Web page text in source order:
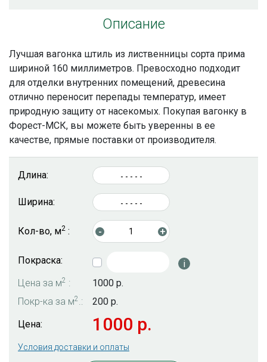
Описание
Лучшая вагонка штиль из лиственницы сорта прима
шириной 160 миллиметров. Превосходно подходит
для отделки внутренних помещений, древесина
отлично переносит перепады температур, имеет
природную защиту от насекомых. Покупая вагонку в
Форест-МСК, вы можете быть уверенны в ее
качестве, прямые поставки от производителя.
Длина:
Ширина:
Кол-во, м2 : - +
Покраска:
i
Цена за м2 :
1000 р.
Покр-ка за м2.:
200 р.
Цена:
1000 р.
Условия доставки и оплаты